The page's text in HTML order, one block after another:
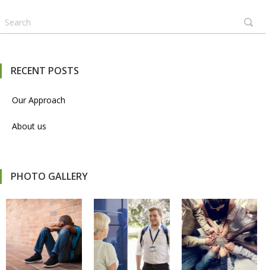
RECENT POSTS
Our Approach
About us
PHOTO GALLERY